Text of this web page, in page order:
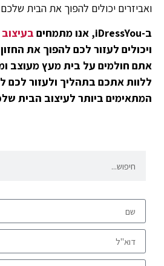
ואביזרים יכולים להפוך את הבית
ב-iDressYou, אנו מתמחים
בעיצוב
ויכולים לעזור לכם להפוך את
אתם חולמים על בית מעץ מעוצב
ללוות אתכם בתהליך ולעזור לכם
המתאימים ביותר לעיצוב הבית